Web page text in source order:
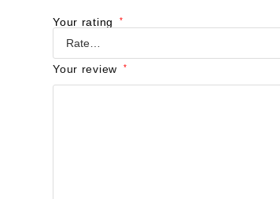
Your rating *
Your review *